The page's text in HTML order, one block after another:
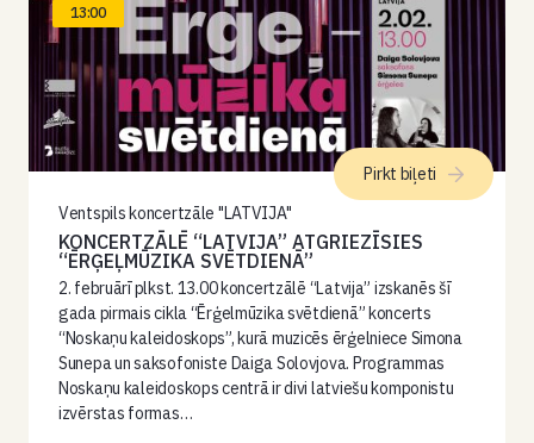
13:00
Ventspils koncertzāle "LATVIJA"
KONCERTZĀLĒ “LATVIJA” ATGRIEZĪSIES
“ĒRĢEĻMŪZIKA SVĒTDIENĀ”
2. februārī plkst. 13.00 koncertzālē “Latvija” izskanēs šī
gada pirmais cikla “Ērģelmūzika svētdienā” koncerts
“Noskaņu kaleidoskops”, kurā muzicēs ērģelniece Simona
Sunepa un saksofoniste Daiga Solovjova. Programmas
Noskaņu kaleidoskops centrā ir divi latviešu komponistu
izvērstas formas…
Pirkt biļeti